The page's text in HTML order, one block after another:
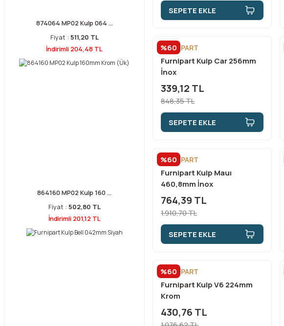
874064 MP02 Kulp 064 ...
Fiyat : 511,20 TL
İndirimli 204,48 TL
864160 MP02 Kulp 160 ...
Fiyat : 502,80 TL
İndirimli 201,12 TL
SEPETE EKLE
%60
FURNİPART
Furnipart Kulp Car 256mm
İnox
339,12 TL
848,35 TL
SEPETE EKLE
%60
FURNİPART
Furnipart Kulp Mauı
460,8mm İnox
764,39 TL
1.910,70 TL
SEPETE EKLE
%60
FURNİPART
Furnipart Kulp V6 224mm
Krom
430,76 TL